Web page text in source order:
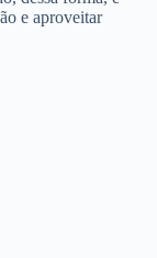
e aproveitar